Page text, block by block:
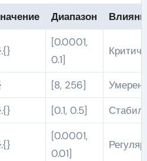
Диапазон
[0.0001,
0.1]
[8, 256]
[0.1, 0.5]
[0.0001,
0.01]